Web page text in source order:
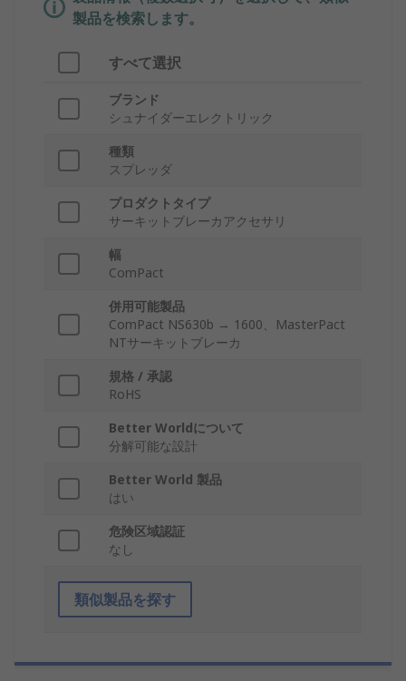
製品を検索します。
すべて選択
ブランド
シュナイダーエレクトリック
種類
スプレッダ
プロダクトタイプ
サーキットブレーカアクセサリ
幅
ComPact
併用可能製品
ComPact NS630b → 1600、MasterPact
NTサーキットブレーカ
規格 / 承認
RoHS
Better Worldについて
分解可能な設計
Better World 製品
はい
危険区域認証
なし
類似製品を探す